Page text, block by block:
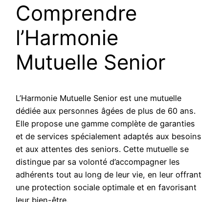
Comprendre
l’Harmonie
Mutuelle Senior
L’Harmonie Mutuelle Senior est une mutuelle
dédiée aux personnes âgées de plus de 60 ans.
Elle propose une gamme complète de garanties
et de services spécialement adaptés aux besoins
et aux attentes des seniors. Cette mutuelle se
distingue par sa volonté d’accompagner les
adhérents tout au long de leur vie, en leur offrant
une protection sociale optimale et en favorisant
leur bien-être.